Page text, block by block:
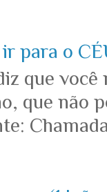
para o
que você
que não